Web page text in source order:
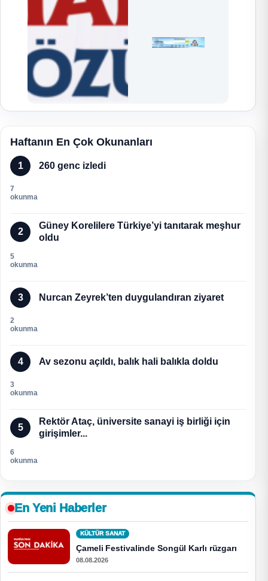
Haftanın En Çok Okunanları
1 260 genc izledi
7
okunma
2
Güney Korelilere Türkiye’yi tanıtarak meşhur
oldu
5
okunma
3 Nurcan Zeyrek’ten duygulandıran ziyaret
2
okunma
4 Av sezonu açıldı, balık hali balıkla doldu
3
okunma
5
Rektör Ataç, üniversite sanayi iş birliği için
girişimler...
6
okunma
En Yeni Haberler
KÜLTÜR SANAT
Çameli Festivalinde Songül Karlı rüzgarı
08.08.2026